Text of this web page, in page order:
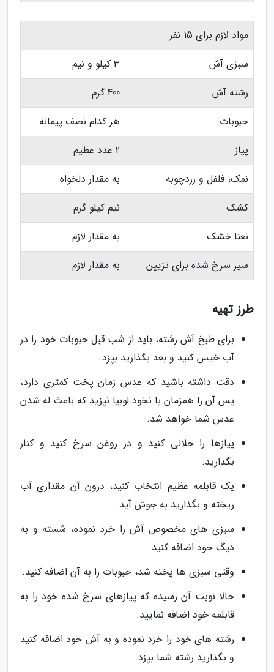
مواد لازم برای 15 نفر
سبزی آش
3 کیلو و نیم
رشته آش
400 گرم
حبوبات
هر کدام نصف پیمانه
پیاز
2 عدد عظیم
نمک، فلفل و زردچوبه
به مقدار دلخواه
کشک
نیم کیلو گرم
نعنا خشک
به مقدار لازم
سیر سرخ شده برای تزیین
به مقدار لازم
طرز تهیه
برای طبخ آش رشته، باید از شب قبل حبوبات خود را در
آب خیس کنید و بعد بگذارید بپزد.
دقت داشته باشید که عدس زمان پخت کمتری دارد،
پس آن را همزمان با نخود لوبیا نپزید که باعث له شدن
عدس شما خواهد شد.
پیازها را خلالی کنید و در روغن سرخ کنید و کنار
بگذارید.
یک قابلمه عظیم انتخاب کنید، درون آن مقداری آب
ریخته و بگذارید به جوش آید.
سبزی های مخصوص آش را خرد نموده، شسته و به
دیگ خود اضافه کنید.
وقتی سبزی ها پخته شد، حبوبات را به آن اضافه کنید.
حالا نوبت آن رسیده که پیازهای سرخ شده خود را به
قابلمه خود اضافه نمایید.
رشته های خود را خرد نموده و به آش خود اضافه کنید
و بگذارید رشته شما بپزد.